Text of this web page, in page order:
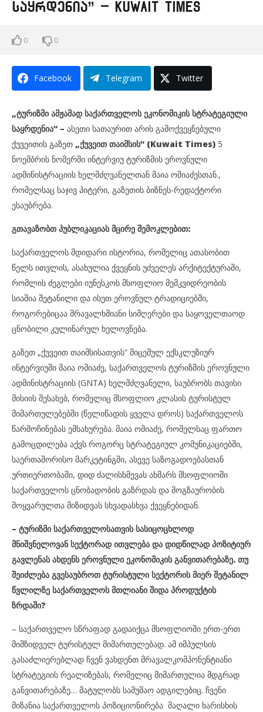
საყრდენია” – Kuwait Times
0 0
Facebook Telegram Twitter
„ტურიზმი ამჟამად საქართველოს ეკონომიკის სტრატეგიული
საყრდენია” – ასეთი სათაურით არის გამოქვეყნებული
ქუვეითის გაზეთ „ქუვეით თაიმსის“ (Kuwait Times) 5
ნოემბრის ნომერში ინტერვიუ ტურიზმის ეროვნული
ადმინისტრაციის ხელმძღვანელთან მაია ომიაძესთან.,
რომელსაც საჯივ პიტერი, გაზეთის ბიზნეს-რედაქტორი
ესაუბრება.
გთავაზობთ პუბლიკაციას მცირე შემოკლებით:
საქართველოს მდიდარი ისტორია, რომელიც ათასობით
წელს ითვლის, ასახულია ქვეყნის უძველეს არქიტექტურაში,
რომლის ძეგლები იუნესკოს მსოფლიო მემკვიდრეობის
სიაშია შეტანილი და ისეთ ეროვნულ ტრადიციებში,
როგორებიცაა მრავალხმიანი სიმღერები და საყოველთაოდ
ცნობილი კულინარულ ხელოვნება.
გაზეთ „ქუვეით თაიმსისათვის“ მიცემულ ექსკლუზიურ
ინტერვიუში მაია ომიაძე, საქართველოს ტურიზმის ეროვნული
ადმინისტრაციის (GNTA) ხელმძღვანელი, საუბრობს თავისი
მისიის შესახებ, რომელიც მსოფლიო კლასის ტურისტულ
მიმართულებებში (წელიწადის ყველა დროს) საქართველოს
წარმოჩინებას ემსახურება. მაია ომიაძე, რომელსაც ფართო
გამოცდილება აქვს როგორც სტრატეგიულ კომუნიკაციებში,
საერთაშორისო მარკეტინგში, ასევე საზოგადოებასთან
ურთიერთობაში, დიდ ძალისხმევას ახმარს მსოფლიოში
საქართველოს ცნობადობის გაზრდას და მოგზაურობის
მოყვარულთა მიზიდვას სხვადასხვა ქვეყნებიდან.
– ტურიზმი საქართველოსათვის სასიცოცხლოდ
მნიშვნელოვან სექტორად ითვლება და დიდწილად პოზიტიურ
გავლენას ახდენს ეროვნული ეკონომიკის განვითარებაზე. თუ
შეიძლება გვესაუბროთ ტურისტული სექტორის მიერ შეტანილ
წვლილზე საქართველოს მთლიანი შიდა პროდუქტის
ზრდაში?
– საქართველო სწრაფად გადაიქცა მსოფლიოში ერთ-ერთ
მიმზიდველ ტურისტულ მიმართულებად. ამ იმპულსის
გასაძლიერებლად ჩვენ ვახდენთ მრავალკომპონენტიანი
სტრატეგიის რეალიზებას, რომელიც მიმართულია მდგრად
განვითარებაზე… მატულობს სამუშაო ადგილებიც. ჩვენი
მიზანია საქართველოს პოზიციონირება მაღალი ხარისხის